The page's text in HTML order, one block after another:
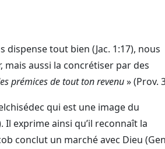
tout bien (Jac. 1:17), nous
aussi la concrétiser par des
prémices de tout ton revenu» (Prov.
qui est une image du
Il exprime ainsi qu’il reconnaît la
conclut un marché avec Dieu